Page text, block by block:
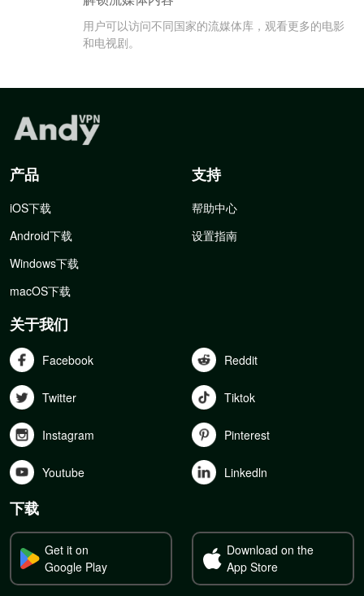
用户可以访问不同国家的流媒体库，观看更多的电影
和电视剧。
产品
iOS下载
Android下载
Windows下载
macOS下载
支持
帮助中心
设置指南
关于我们
Facebook Reddit
Twitter Tiktok
Instagram Pinterest
Youtube Linkedln
下载
Get it on
Google Play
Download on the
App Store